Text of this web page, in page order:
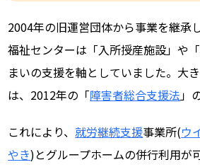
2004年の旧運営団体から事業を継承
福祉センターは「入所授産施設」や
まいの支援を軸としていました。大
は、2012年の「障害者総合支援法 」
これにより、就労継続支援事業所(ウ
やき)とグループホームの併行利用が